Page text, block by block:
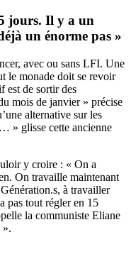
jours. Il y a un
un énorme pas »
avec ou sans LFI. Une
le monade doit se revoir
est de sortir des
mois de janvier » précise
alternative sur les
» glisse cette ancienne
y croire : « On a
On travaille maintenant
à travailler
pas tout régler en 15
la communiste Eliane
».